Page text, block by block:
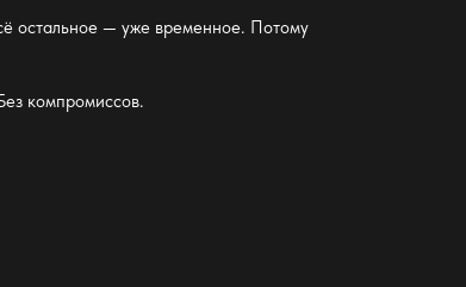
остальное — уже временное. Потому
компромиссов.